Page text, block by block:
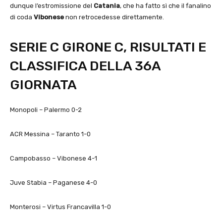
dunque l’estromissione del Catania, che ha fatto sì che il fanalino
di coda Vibonese non retrocedesse direttamente.
SERIE C GIRONE C, RISULTATI E
CLASSIFICA DELLA 36A
GIORNATA
Monopoli – Palermo 0-2
ACR Messina – Taranto 1-0
Campobasso – Vibonese 4-1
Juve Stabia – Paganese 4-0
Monterosi – Virtus Francavilla 1-0